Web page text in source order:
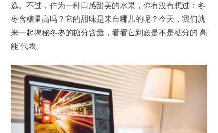
选。不过，作为一种口感甜美的水果，你有没有想过：冬
枣含糖量高吗？它的甜味是来自哪儿的呢？今天，我们就
来一起揭秘冬枣的糖分含量，看看它到底是不是糖分的‘高
能’代表。